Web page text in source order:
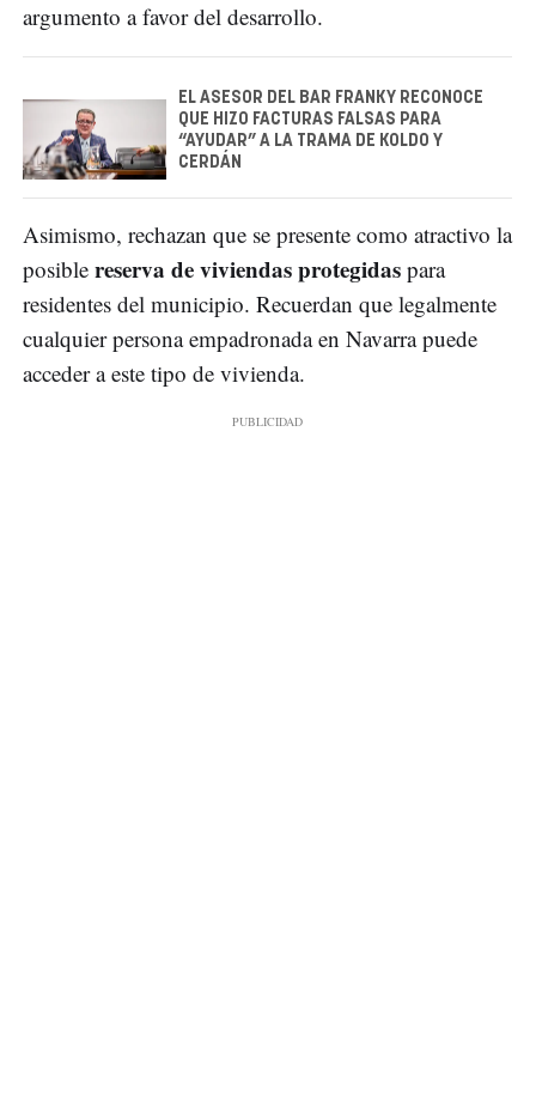
argumento a favor del desarrollo.
EL ASESOR DEL BAR FRANKY RECONOCE
QUE HIZO FACTURAS FALSAS PARA
“AYUDAR” A LA TRAMA DE KOLDO Y
CERDÁN
Asimismo, rechazan que se presente como atractivo la
posible reserva de viviendas protegidas para
residentes del municipio. Recuerdan que legalmente
cualquier persona empadronada en Navarra puede
acceder a este tipo de vivienda.